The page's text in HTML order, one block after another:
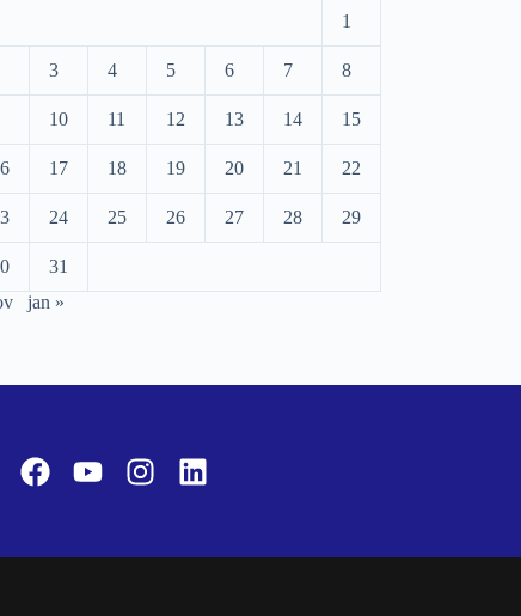
1
3 4 5 6 7 8
10 11 12 13 14 15
17 18 19 20 21 22
24 25 26 27 28 29
31
jan »